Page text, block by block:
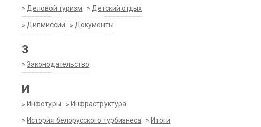
» Деловой туризм » Детский отдых
» Дипмиссии » Документы
З
»Законодательство
И
» Инфотуры » Инфраструктура
» История белорусского турбизнеса » Итоги